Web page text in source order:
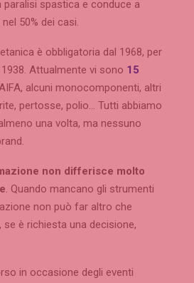
spastica e conduce a
50% dei casi.
è obbligatoria dal 1968, per
Attualmente vi sono 15
alcuni monocomponenti, altri
pertosse, polio… Tutti abbiamo
una volta, ma nessuno
non differisce molto
. Quando mancano gli strumenti
non può far altro che
è richiesta una decisione,
in occasione degli eventi